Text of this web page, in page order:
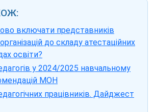
включати представників
до складу атестаційних
освіти?
у 2024/2025 навчальному
МОН
працівників. Дайджест